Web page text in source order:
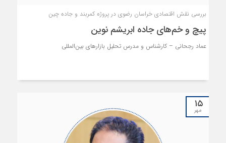
بررسی نقش اقتصادی خراسان رضوی در پروژه کمربند و جاده چین
پیچ‌ و خم‌های جاده ابریشم نوین
عماد رجحانی – کارشناس و مدرس تحلیل بازارهای بین‌المللی
۱۵
مهر